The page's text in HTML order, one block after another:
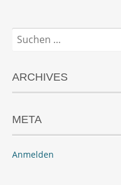
Suchen
nach:
ARCHIVES
META
Anmelden